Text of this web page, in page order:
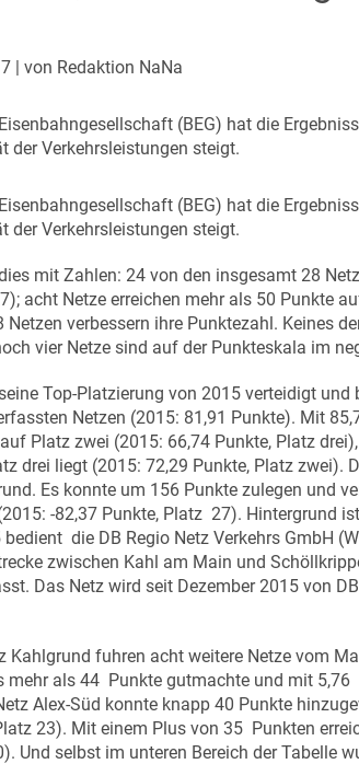
| von Redaktion NaNa
(BEG) hat die
der Verkehrsleistungen steigt.
(BEG) hat die
der Verkehrsleistungen steigt.
mit Zahlen: 24 von den insgesamt 28
acht Netze erreichen mehr als 50 Punkte
verbessern ihre Punktezahl. Keines
vier Netze sind auf der Punkteskala im
Top-Platzierung von 2015 verteidigt
Netzen (2015: 81,91 Punkte). Mit
Platz zwei (2015: 66,74 Punkte, Platz
drei liegt (2015: 72,29 Punkte, Platz zwei).
Es konnte um 156 Punkte zulegen und
-82,37 Punkte, Platz 27). Hintergrund
bedient die DB Regio Netz Verkehrs GmbH
zwischen Kahl am Main und
Das Netz wird seit Dezember 2015 von
Kahlgrund fuhren acht weitere Netze vom
mehr als 44 Punkte gutmachte und mit
Alex-Süd konnte knapp 40 Punkte
23). Mit einem Plus von 35 Punkten
Und selbst im unteren Bereich der Tabelle